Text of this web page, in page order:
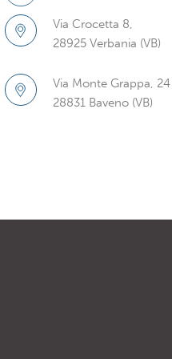
Via Crocetta 8,
28925 Verbania (VB)
Via Monte Grappa, 24
28831 Baveno (VB)